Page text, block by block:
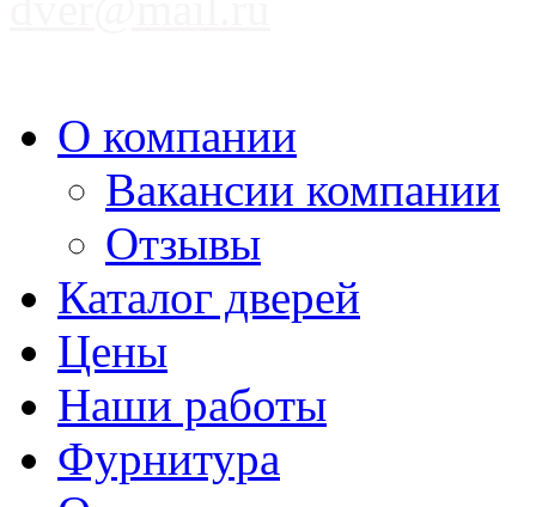
О компании
Вакансии компании
Отзывы
Каталог дверей
Цены
Наши работы
Фурнитура